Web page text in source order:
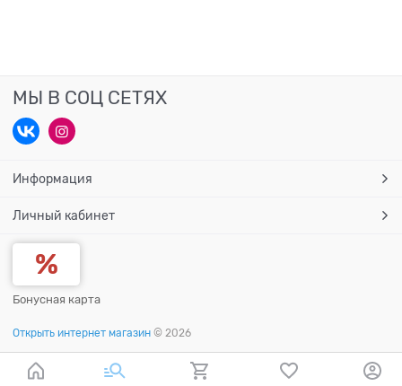
МЫ В СОЦ СЕТЯХ
Информация
Личный кабинет
Бонусная карта
Открыть интернет магазин © 2026